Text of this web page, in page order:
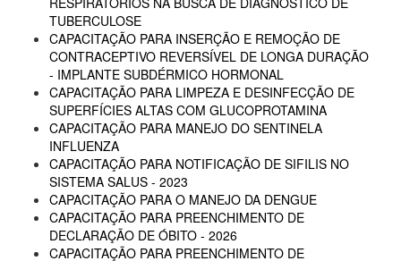
TUBERCULOSE
CAPACITAÇÃO PARA INSERÇÃO E REMOÇÃO DE
CONTRACEPTIVO REVERSÍVEL DE LONGA DURAÇÃO
- IMPLANTE SUBDÉRMICO HORMONAL
CAPACITAÇÃO PARA LIMPEZA E DESINFECÇÃO DE
SUPERFÍCIES ALTAS COM GLUCOPROTAMINA
CAPACITAÇÃO PARA MANEJO DO SENTINELA
INFLUENZA
CAPACITAÇÃO PARA NOTIFICAÇÃO DE SIFILIS NO
SISTEMA SALUS - 2023
CAPACITAÇÃO PARA O MANEJO DA DENGUE
CAPACITAÇÃO PARA PREENCHIMENTO DE
DECLARAÇÃO DE ÓBITO - 2026
CAPACITAÇÃO PARA PREENCHIMENTO DE